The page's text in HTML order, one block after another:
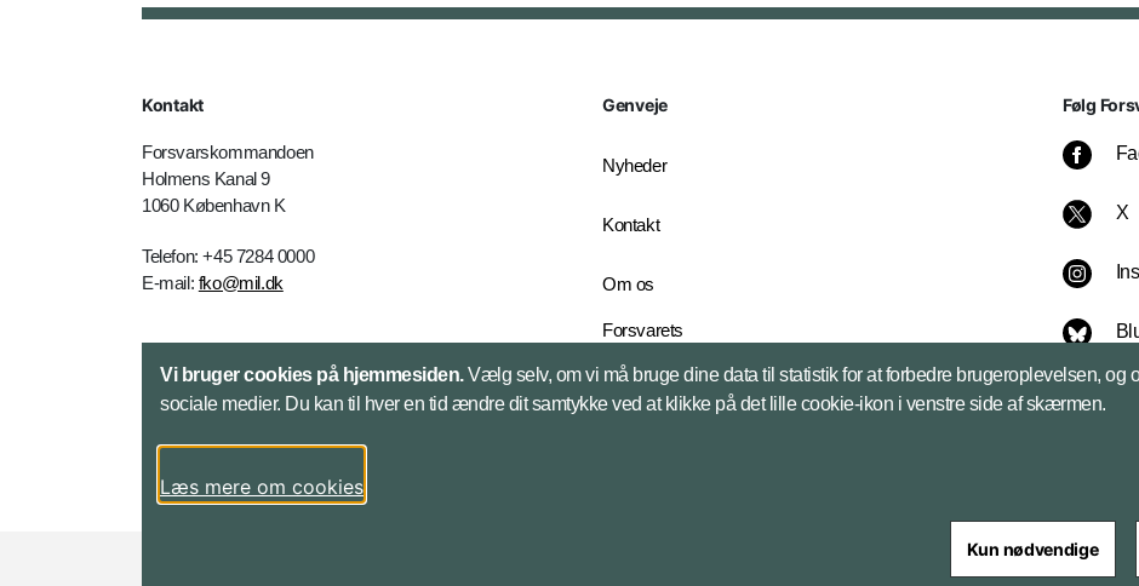
Kontakt
Forsvarskommandoen
Holmens Kanal 9
1060 København K
Telefon: +45 7284 0000
E-mail: fko@mil.dk
Kontakt
Genveje
Nyheder
Kontakt
Om os
Forsvarets
English Edition
Følg
X
Vi bruger cookies på hjemmesiden.Vælg selv, om vi må bruge dine data til statistik for at forbedre brugeroplevelsen, og
sociale medier. Du kan til hver en tid ændre dit samtykke ved at klikke på det lille cookie-ikon i venstre side af skærmen.
Læs mere om cookies
Kun nødvendige